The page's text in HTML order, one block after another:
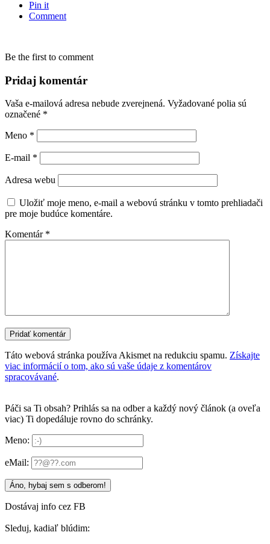
Pin it
Comment
Be the first to comment
Pridaj komentár
Vaša e-mailová adresa nebude zverejnená. Vyžadované polia sú
označené *
Meno *
E-mail *
Adresa webu
Uložiť moje meno, e-mail a webovú stránku v tomto prehliadači
pre moje budúce komentáre.
Komentár *
Táto webová stránka používa Akismet na redukciu spamu. Získajte
viac informácií o tom, ako sú vaše údaje z komentárov
spracovávané.
Páči sa Ti obsah? Prihlás sa na odber a každý nový článok (a oveľa
viac) Ti dopedáluje rovno do schránky.
Meno:
eMail:
Dostávaj info cez FB
Sleduj, kadiaľ blúdim: